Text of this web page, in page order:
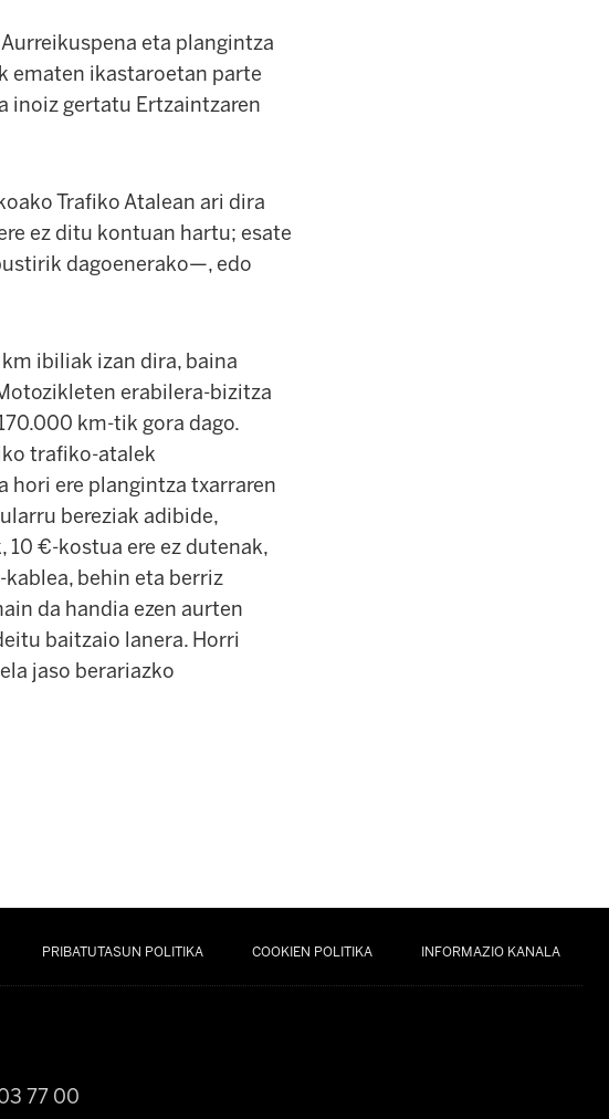
eta plangintza
ematen ikastaroetan parte
inoiz gertatu Ertzaintzaren
Trafiko Atalean ari dira
ez ditu kontuan hartu; esate
dagoenerako—, edo
ibiliak izan dira, baina
erabilera-bizitza
km-tik gora dago.
trafiko-atalek
hori ere plangintza txarraren
bereziak adibide,
10 €-kostua ere ez dutenak,
behin eta berriz
da handia ezen aurten
baitzaio lanera. Horri
jaso berariazko
PRIBATUTASUN POLITIKA COOKIEN POLITIKA INFORMAZIO KANALA
77 00